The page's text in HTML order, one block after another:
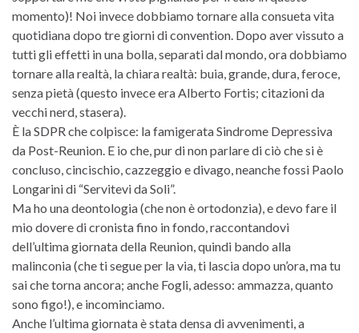
momento)! Noi invece dobbiamo tornare alla consueta vita
quotidiana dopo tre giorni di convention. Dopo aver vissuto a
tutti gli effetti in una bolla, separati dal mondo, ora dobbiamo
tornare alla realtà, la chiara realtà: buia, grande, dura, feroce,
senza pietà (questo invece era Alberto Fortis; citazioni da
vecchi nerd, stasera).
È la SDPR che colpisce: la famigerata Sindrome Depressiva
da Post-Reunion. E io che, pur di non parlare di ciò che si è
concluso, cincischio, cazzeggio e divago, neanche fossi Paolo
Longarini di “Servitevi da Soli”.
Ma ho una deontologia (che non è ortodonzia), e devo fare il
mio dovere di cronista fino in fondo, raccontandovi
dell’ultima giornata della Reunion, quindi bando alla
malinconia (che ti segue per la via, ti lascia dopo un’ora, ma tu
sai che torna ancora; anche Fogli, adesso: ammazza, quanto
sono figo!), e incominciamo.
Anche l’ultima giornata è stata densa di avvenimenti, a